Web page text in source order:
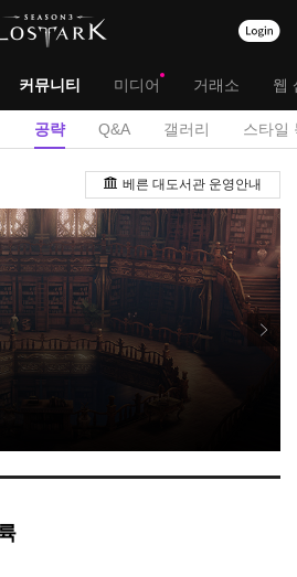
대
메
커뮤니티 미디어 거래소 웹
서
메
뉴
공략 Q&A 갤러리 스타일
베른 대도서관 운영안내